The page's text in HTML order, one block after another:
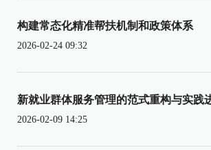
构建常态化精准帮扶机制和政策体系
2026-02-24 09:32
新就业群体服务管理的范式重构与实践
2026-02-09 14:25